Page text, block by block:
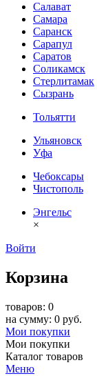
Салават
Самара
Саранск
Сарапул
Саратов
Соликамск
Стерлитамак
Сызрань
Тольятти
Ульяновск
Уфа
Чебоксары
Чистополь
Энгельс
×
Войти
Корзина
товаров: 0
на сумму: 0 руб.
Мои покупки
Мои покупки
Каталог товаров
Меню